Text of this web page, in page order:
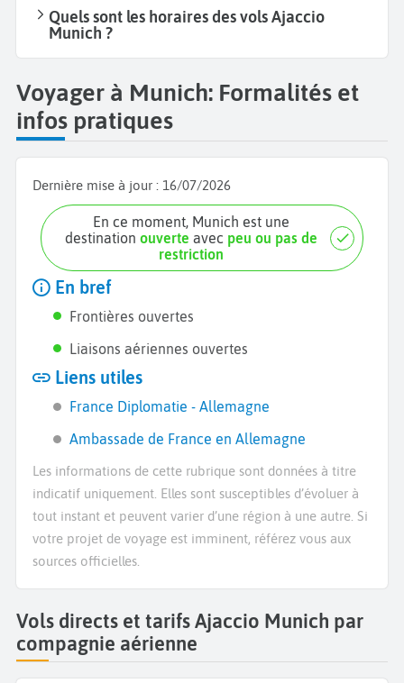
Quels sont les horaires des vols Ajaccio
Munich ?
Voyager à Munich: Formalités et
infos pratiques
Dernière mise à jour : 16/07/2026
En ce moment, Munich est une
destinationouverte avec peu ou pas de
restriction
En bref
Frontières ouvertes
Liaisons aériennes ouvertes
Liens utiles
France Diplomatie - Allemagne
Ambassade de France en Allemagne
Les informations de cette rubrique sont données à titre
indicatif uniquement. Elles sont susceptibles d’évoluer à
tout instant et peuvent varier d’une région à une autre. Si
votre projet de voyage est imminent, référez vous aux
sources officielles.
Vols directs et tarifs Ajaccio Munich par
compagnie aérienne